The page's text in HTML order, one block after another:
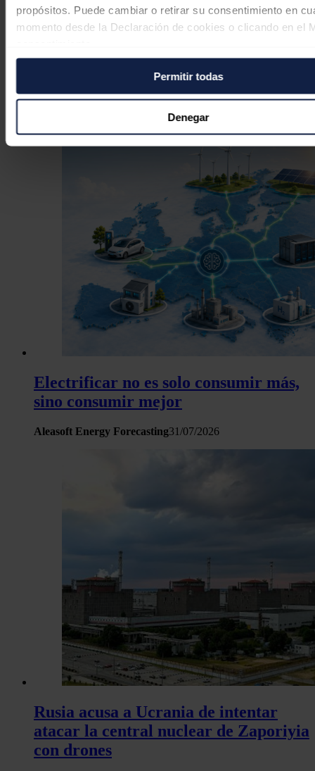
propósitos. Puede cambiar o retirar su consentimiento en
momento desde la Declaración de cookies o clicando en el
Si lo permite, también quisiéramos:
Recopilar información sobre su ubicación geográfica
puede tener una precisión de varios metros
Identificar su dispositivo analizándolo activamente
características específicas (huellas digitales)
Obtenga más información sobre cómo se procesan sus
personales y establezca sus preferencias en lasección de
Puede cambiar o retirar su consentimiento en cualquier
la Declaración de cookies.
Las cookies de este sitio web se usan para personalizar el
y los anuncios, ofrecer funciones de redes sociales y
tráfico. Además, compartimos información sobre el uso que
sitio web con nuestros partners de redes sociales,
análisis web, quienes pueden combinarla con otra
haya proporcionado o que hayan recopilado a partir del uso
hecho de sus servicios.
Permitir todas
Denegar
Electrificar no es solo consumir más,
sino consumir mejor
Aleasoft Energy Forecasting31/07/2026
Rusia acusa a Ucrania de intentar
atacar la central nuclear de Zaporiyia
con drones